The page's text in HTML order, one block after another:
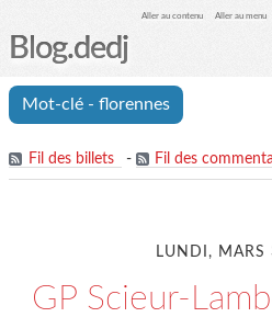
Aller au contenu Aller au menu
Blog.dedj
Mot-clé - florennes
Fil des billets - Fil des
LUNDI, MARS
GP Scieur-